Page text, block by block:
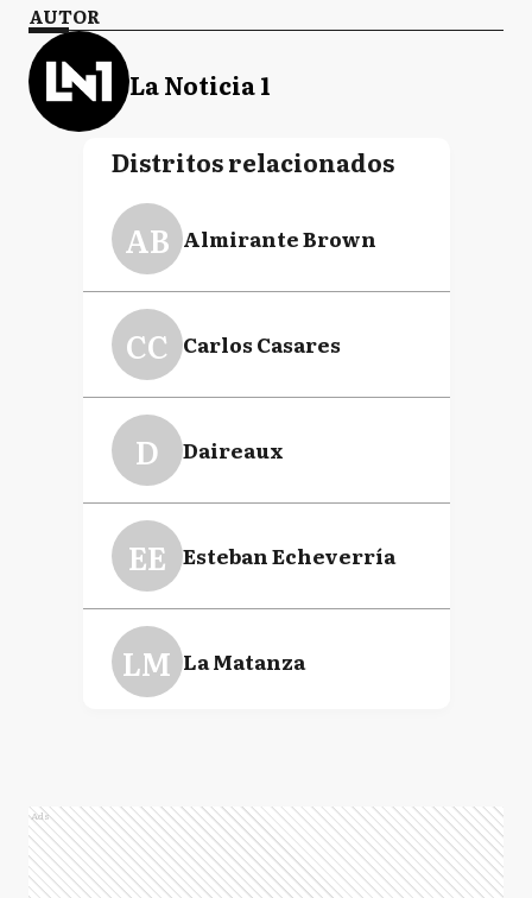
AUTOR
La Noticia 1
Distritos relacionados
AB Almirante Brown
CC Carlos Casares
D Daireaux
EE Esteban Echeverría
LM La Matanza
L Lincoln
Ads